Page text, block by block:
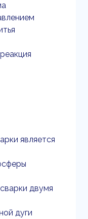
является
двумя
дуги